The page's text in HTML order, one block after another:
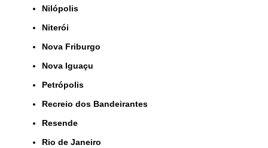
Nilópolis
Niterói
Nova Friburgo
Nova Iguaçu
Petrópolis
Recreio dos Bandeirantes
Resende
Rio de Janeiro